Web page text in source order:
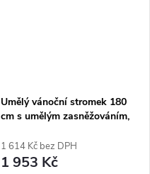
Umělý vánoční stromek 180
cm s umělým zasněžováním,
1 614 Kč bez DPH
1 953 Kč